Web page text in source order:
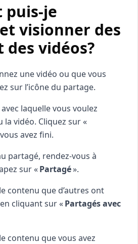
puis-je
visionner des
vidéos?
une vidéo ou que vous
sur l’icône du partage.
avec laquelle vous voulez
la vidéo. Cliquez sur «
avez fini.
partagé, rendez-vous à
sur «Partagé».
contenu que d’autres ont
cliquant sur «Partagés avec
contenu que vous avez